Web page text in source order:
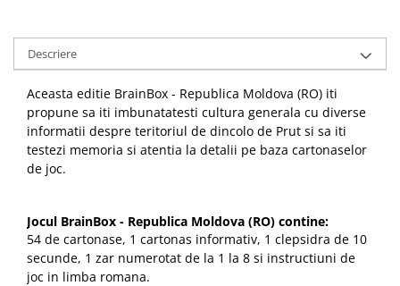
Descriere
Aceasta editie BrainBox - Republica Moldova (RO) iti
propune sa iti imbunatatesti cultura generala cu diverse
informatii despre teritoriul de dincolo de Prut si sa iti
testezi memoria si atentia la detalii pe baza cartonaselor
de joc.
Jocul BrainBox - Republica Moldova (RO) contine:
54 de cartonase, 1 cartonas informativ, 1 clepsidra de 10
secunde, 1 zar numerotat de la 1 la 8 si instructiuni de
joc in limba romana.